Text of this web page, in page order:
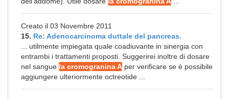
Creato il 03 Novembre 2011
15. Re: Adenocarcinoma duttale del pancreas.
... utilmente impiegata quale coadiuvante in sinergia con
entrambi i trattamenti proposti. Suggerirei inoltre di dosare
nel sangue la cromogranina A per verificare se è possibile
aggiungere ulteriormente octreotide ...